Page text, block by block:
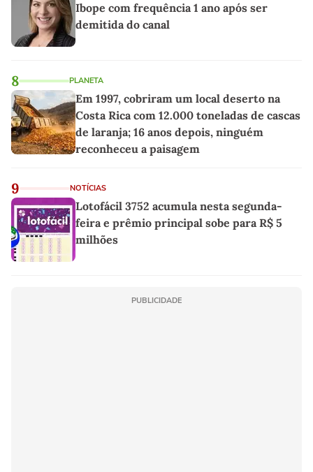
Ibope com frequência 1 ano após ser
demitida do canal
8 PLANETA
Em 1997, cobriram um local deserto na
Costa Rica com 12.000 toneladas de cascas
de laranja; 16 anos depois, ninguém
reconheceu a paisagem
9 NOTÍCIAS
Lotofácil 3752 acumula nesta segunda-
feira e prêmio principal sobe para R$ 5
milhões
PUBLICIDADE